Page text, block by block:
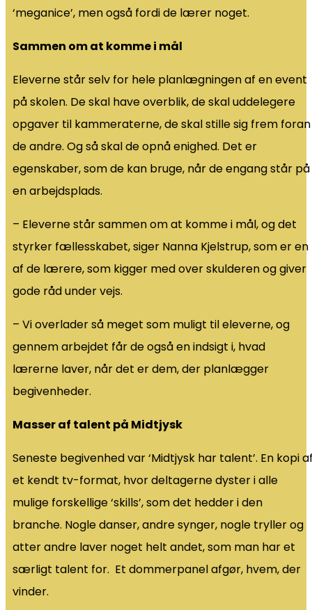
‘meganice’, men også fordi de lærer noget.
Sammen om at komme i mål
Eleverne står selv for hele planlægningen af en event
på skolen. De skal have overblik, de skal uddelegere
opgaver til kammeraterne, de skal stille sig frem foran
de andre. Og så skal de opnå enighed. Det er
egenskaber, som de kan bruge, når de engang står på
en arbejdsplads.
– Eleverne står sammen om at komme i mål, og det
styrker fællesskabet, siger Nanna Kjelstrup, som er en
af de lærere, som kigger med over skulderen og giver
gode råd under vejs.
– Vi overlader så meget som muligt til eleverne, og
gennem arbejdet får de også en indsigt i, hvad
lærerne laver, når det er dem, der planlægger
begivenheder.
Masser af talent på Midtjysk
Seneste begivenhed var ‘Midtjysk har talent’. En kopi
et kendt tv-format, hvor deltagerne dyster i alle
mulige forskellige ‘skills’, som det hedder i den
branche. Nogle danser, andre synger, nogle tryller og
atter andre laver noget helt andet, som man har et
særligt talent for. Et dommerpanel afgør, hvem, der
vinder.